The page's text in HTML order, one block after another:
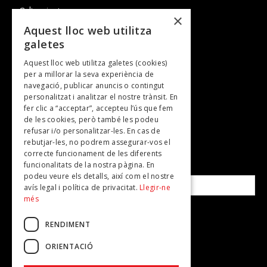
Cultura i art
Entrevistes
Gastronomia
TV
Plans per fer
Revistes
SUBSCRIU-TE A LA NOSTRA NEWSLETTER!
Correu electrònic*
Accepto lapolítica de privacitat
×
Aquest lloc web utilitza
galetes
Aquest lloc web utilitza galetes (cookies)
per a millorar la seva experiència de
navegació, publicar anuncis o contingut
personalitzat i analitzar el nostre trànsit. En
fer clic a “acceptar”, accepteu l’ús que fem
de les cookies, però també les podeu
refusar i/o personalitzar-les. En cas de
rebutjar-les, no podrem assegurar-vos el
correcte funcionament de les diferents
funcionalitats de la nostra pàgina. En
podeu veure els detalls, així com el nostre
avís legal i política de privacitat. Llegir-ne
més
RENDIMENT
ORIENTACIÓ